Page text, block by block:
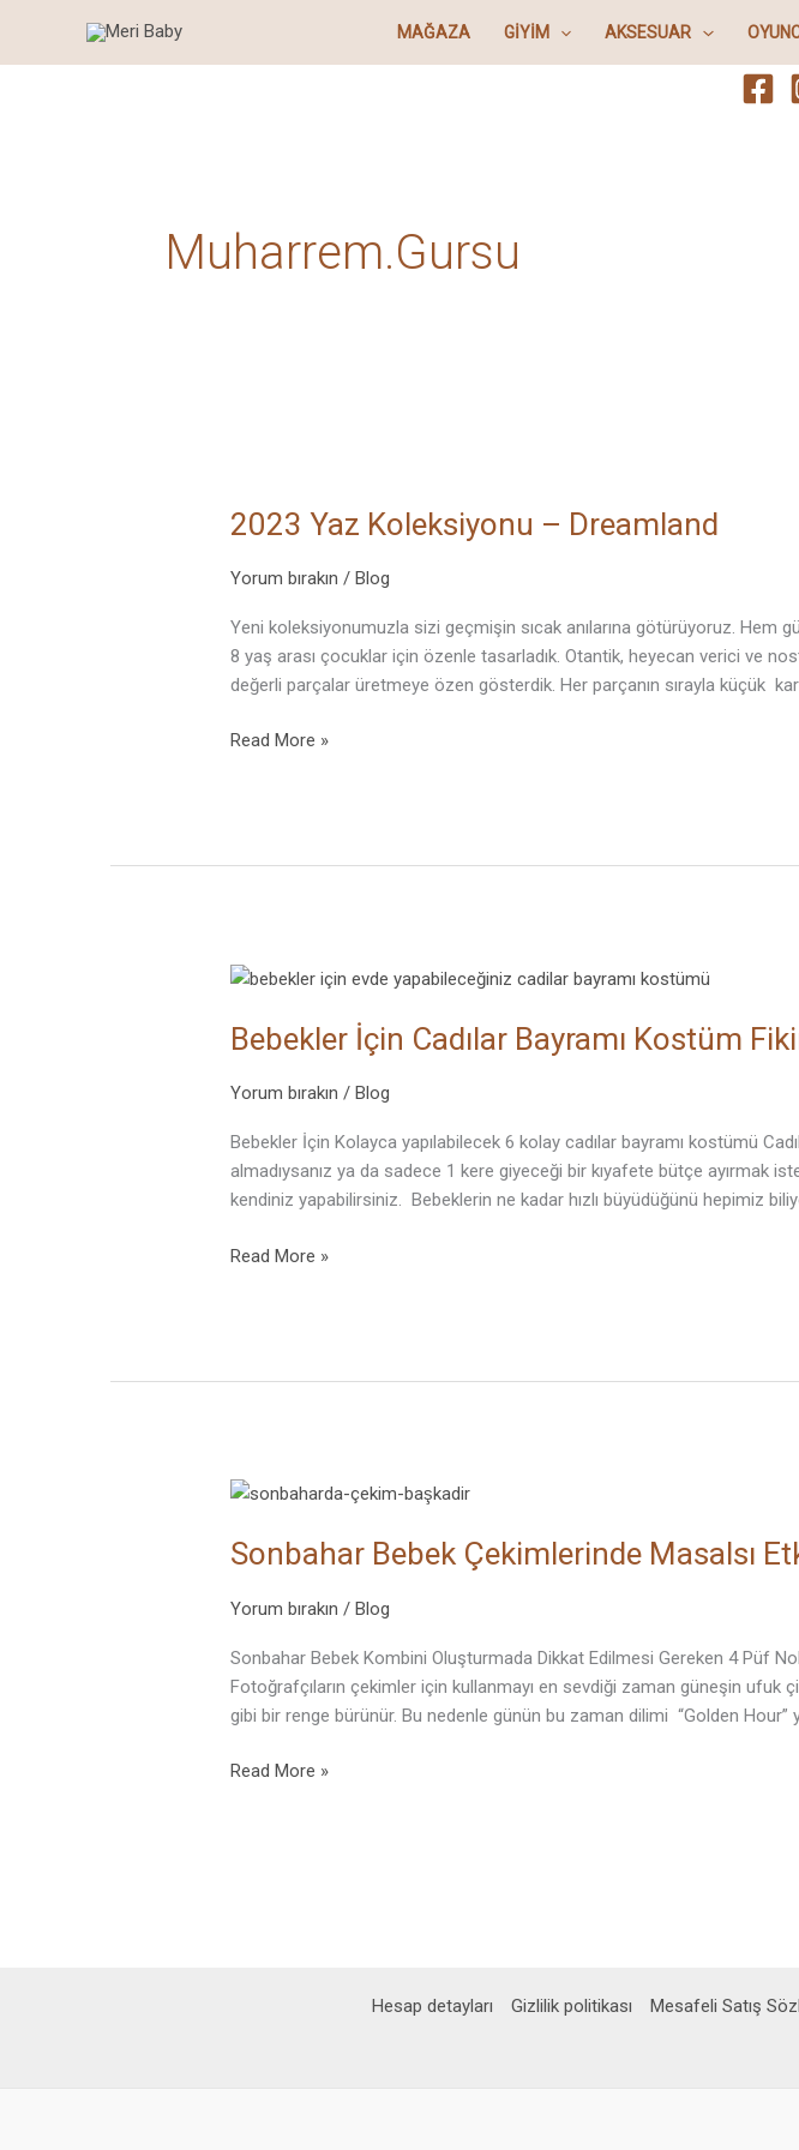
MAĞAZA GIYIM AKSESUAR
Muharrem.gursu
2023 Yaz Koleksiyonu – Dreamland
Yorum bırakın /Blog
Yeni koleksiyonumuzla sizi geçmişin sıcak anılarına götürüyoruz. Hem
8 yaş arası çocuklar için özenle tasarladık. Otantik, heyecan verici ve
değerli parçalar üretmeye özen gösterdik. Her parçanın sırayla küçük
Koleksiyonu
Dreamland
Read More »
Bebekler İçin Cadılar Bayramı Kostüm
Yorum bırakın /Blog
Bebekler İçin Kolayca yapılabilecek 6 kolay cadılar bayramı kostümü
almadıysanız ya da sadece 1 kere giyeceği bir kıyafete bütçe ayırmak
kendiniz yapabilirsiniz. Bebeklerin ne kadar hızlı büyüdüğünü hepimiz
Bebekler
Cadılar
Kostüm
Read More »
Sonbahar Bebek Çekimlerinde Masalsı
Yorum bırakın /Blog
Sonbahar Bebek Kombini Oluşturmada Dikkat Edilmesi Gereken 4 Püf
Fotoğrafçıların çekimler için kullanmayı en sevdiği zaman güneşin ufuk
gibi bir renge bürünür. Bu nedenle günün bu zaman dilimi “Golden Hour”
Sonbahar
Çekimlerinde
Etkiler
Read More »
Hesap detayları Gizlilik politikası Mesafeli Satış